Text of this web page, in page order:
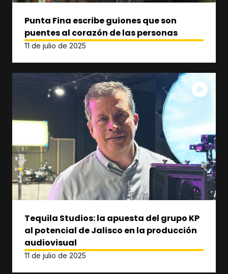
Punta Fina escribe guiones que son
puentes al corazón de las personas
11 de julio de 2025
Tequila Studios: la apuesta del grupo KP
al potencial de Jalisco en la producción
audiovisual
11 de julio de 2025